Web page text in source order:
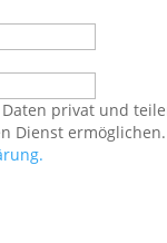
privat und
Dienst ermöglichen.